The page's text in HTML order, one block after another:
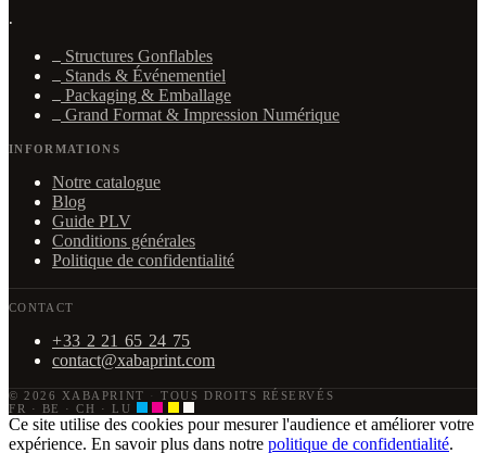
·
Structures Gonflables
Stands & Événementiel
Packaging & Emballage
Grand Format & Impression Numérique
INFORMATIONS
Notre catalogue
Blog
Guide PLV
Conditions générales
Politique de confidentialité
CONTACT
+33 2 21 65 24 75
contact@xabaprint.com
© 2026 XABAPRINT ·
TOUS DROITS RÉSERVÉS
FR · BE · CH · LU
Ce site utilise des cookies pour mesurer l'audience et améliorer votre
expérience. En savoir plus dans notre politique de confidentialité.